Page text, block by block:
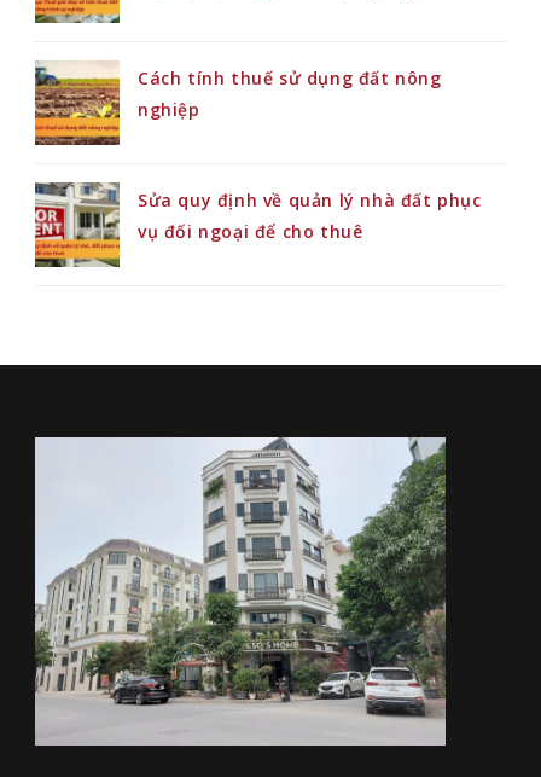
Cách tính thuế sử dụng đất nông
nghiệp
Sửa quy định về quản lý nhà đất phục
vụ đối ngoại để cho thuê